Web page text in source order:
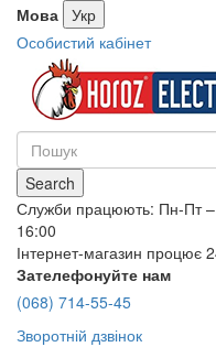
Мова Укр
Особистий кабінет
Search
Служби працюють: Пн-Пт
16:00
Інтернет-магазин процює
Зателефонуйте нам
(068) 714-55-45
Зворотній дзвінок